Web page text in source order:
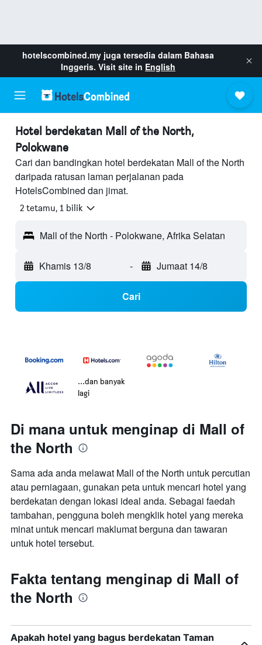
hotelscombined.my juga tersedia dalam Bahasa
Inggeris. Visit site in English
Hotel berdekatan Mall of the North,
Polokwane
Cari dan bandingkan hotel berdekatan Mall of the North
daripada ratusan laman perjalanan pada
HotelsCombined dan jimat.
2 tetamu, 1 bilik
Mall of the North - Polokwane, Afrika Selatan
Khamis 13/8 - Jumaat 14/8
Cari
...dan banyak
lagi
Di mana untuk menginap di Mall of
the North
Sama ada anda melawat Mall of the North untuk percutian
atau perniagaan, gunakan peta untuk mencari hotel yang
berdekatan dengan lokasi ideal anda. Sebagai faedah
tambahan, pengguna boleh mengklik hotel yang mereka
minat untuk mencari maklumat berguna dan tawaran
untuk hotel tersebut.
Fakta tentang menginap di Mall of
the North
Apakah hotel yang bagus berdekatan Taman